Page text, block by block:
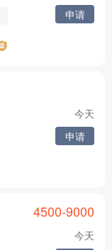
申请
今天
申请
4500-9000
今天